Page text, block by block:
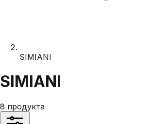
SIMIANI
SIMIANI
8 продукта